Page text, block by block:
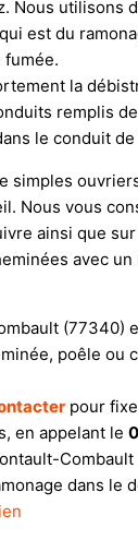
Nous utilisons
est du
fumée.
la
remplis
le conduit
simples
Nous vous
ainsi que
avec un
(77340)
poêle ou
pour
en appelant le
dans le